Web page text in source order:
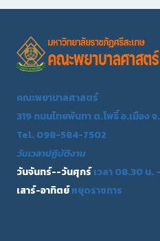
คณะพยาบาลศาสตร์
319 ถนนไทยพันทา ต.โพธิ์ อ.เมือง
Tel. 098-584-7502
วันเวลาปฏิบัติงาน
วันจันทร์--วันศุกร์เวลา 08.30 น.
เสาร์-อาทิตย์หยุดราชการ